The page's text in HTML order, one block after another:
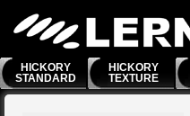
HICKORY
STANDARD
HICKORY
TEXTURE